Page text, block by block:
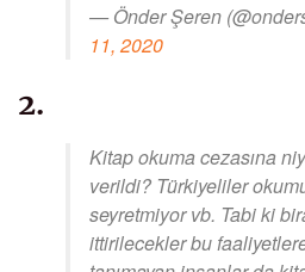
— Önder Şeren
11, 2020
2.
Kitap okuma cezasına
verildi? Türkiyeliler
seyretmiyor vb. Tabi ki
ittirilecekler bu